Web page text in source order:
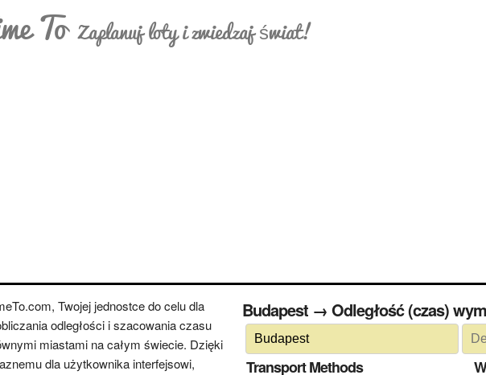
To Zaplanuj loty i zwiedzaj świat!
Twojej jednostce do celu dla
odległości i szacowania czasu
miastami na całym świecie. Dzięki
dla użytkownika interfejsowi,
Budapest → Odległość
Transport Methods